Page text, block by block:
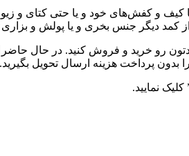
کفش‌های خود و یا حتی کتای و
رو خرید و فروش کنید. در حال حاضر
بدون پرداخت هزینه ارسال تحویل بگیرید.
کلیک نمایید.